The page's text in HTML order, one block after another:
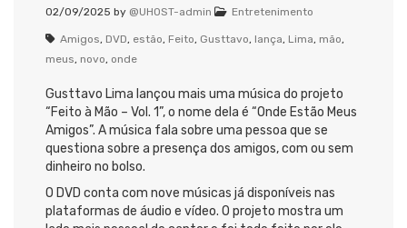
02/09/2025 by @UHOST-admin Entretenimento
Amigos, DVD, estão, Feito, Gusttavo, lança, Lima, mão,
meus, novo, onde
Gusttavo Lima lançou mais uma música do projeto
“Feito à Mão – Vol. 1”, o nome dela é “Onde Estão Meus
Amigos”. A música fala sobre uma pessoa que se
questiona sobre a presença dos amigos, com ou sem
dinheiro no bolso.
O DVD conta com nove músicas já disponíveis nas
plataformas de áudio e vídeo. O projeto mostra um